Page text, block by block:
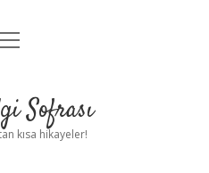
Uyarı
Sofrası
kısa hikayeler!